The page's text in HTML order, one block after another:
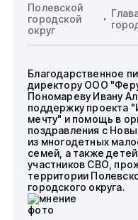
Полевской
городской
округ
Благодарственное
директору ООО
Пономареву Ивану
поддержку проекта
мечту" и помощь в
поздравления с
из многодетных
семей, а также
участников СВО,
территории
городского округа.